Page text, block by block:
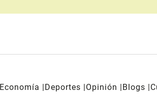
Economía Deportes Opinión Blogs